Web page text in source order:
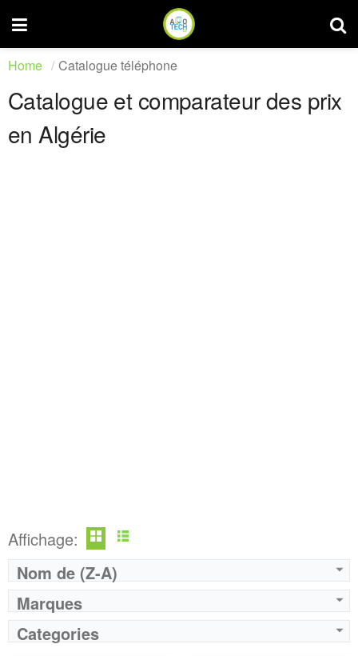
Home Catalogue téléphone
Catalogue et comparateur des prix
en Algérie
Affichage:
Nom de (Z-A)
Marques
Categories